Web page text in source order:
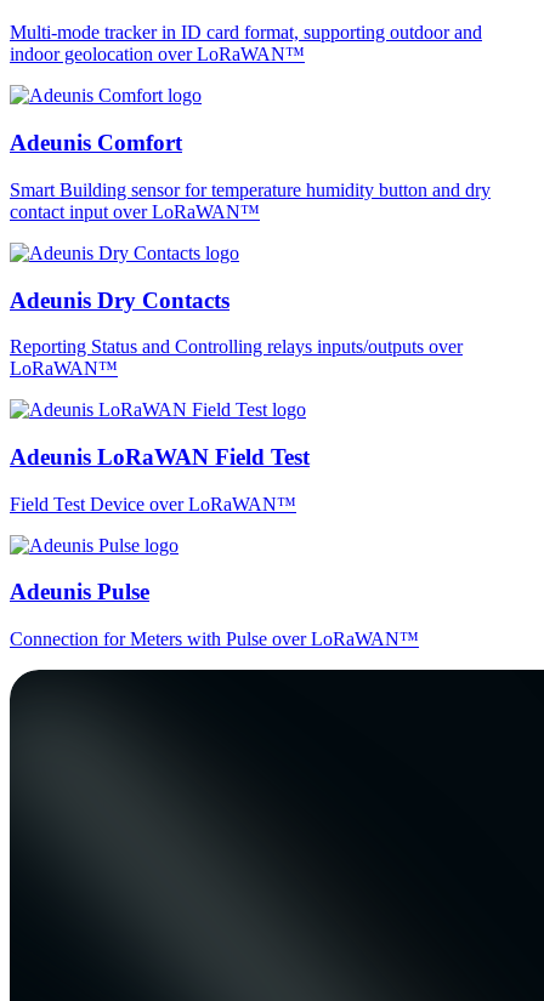
Multi-mode tracker in ID card format, supporting outdoor and
indoor geolocation over LoRaWAN™
Adeunis Comfort
Smart Building sensor for temperature humidity button and dry
contact input over LoRaWAN™
Adeunis Dry Contacts
Reporting Status and Controlling relays inputs/outputs over
LoRaWAN™
Adeunis LoRaWAN Field Test
Field Test Device over LoRaWAN™
Adeunis Pulse
Connection for Meters with Pulse over LoRaWAN™